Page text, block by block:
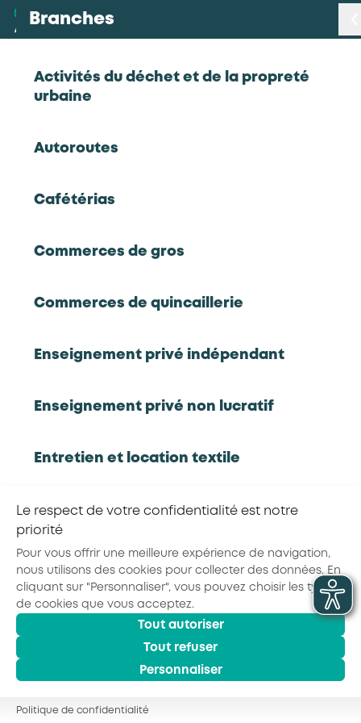
Branches
Activités du déchet et de la propreté
urbaine
Autoroutes
Cafétérias
Commerces de gros
Commerces de quincaillerie
Enseignement privé indépendant
Enseignement privé non lucratif
Entretien et location textile
Exploitations forestières et scieries
agricoles
Hôtels, cafés, restaurants
Organismes de formation
Portage salarial
< Retour
Portrait régional Occitanie en 2023
Données emploi-formation, tensions de
alternance...
© 2026 - AKTO - Tous droits réservés
Mentions légales
Conditions générales
Politique de confidentialité
Le respect de votre confidentialité est notre
priorité
Pour vous offrir une meilleure expérience de navigation,
nous utilisons des cookies pour collecter des données. En
cliquant sur "Personnaliser", vous pouvez choisir les types
de cookies que vous acceptez.
Tout autoriser
Tout refuser
Personnaliser
Politique de confidentialité